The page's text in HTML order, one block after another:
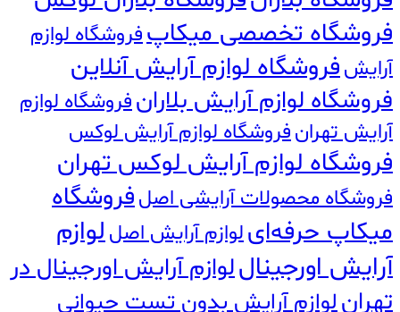
فروشگاه تخصصی میکاپفروشگاه لوازم
آرایشفروشگاه لوازم آرایش آنلاین
فروشگاه لوازم آرایش بلارانفروشگاه لوازم
آرایش تهرانفروشگاه لوازم آرایش لوکس
فروشگاه لوازم آرایش لوکس تهران
فروشگاه محصولات آرایشی اصلفروشگاه
میکاپ حرفه‌ایلوازم آرایش اصللوازم
آرایش اورجیناللوازم آرایش اورجینال در
تهرانلوازم آرایش بدون تست حیوانی